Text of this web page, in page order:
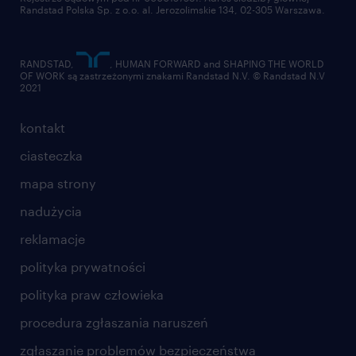
kontakt
ciasteczka
mapa strony
nadużycia
reklamacje
polityka prywatności
polityka praw człowieka
procedura zgłaszania naruszeń
zgłaszanie problemów bezpieczeństwa
Randstad Polska Sp. z o.o. al. Jerozolimskie 134, 02-305 Warszawa.
RANDSTAD,
, HUMAN FORWARD and SHAPING THE WORLD
OF WORK są zastrzeżonymi znakami Randstad N.V. © Randstad N.V
2021